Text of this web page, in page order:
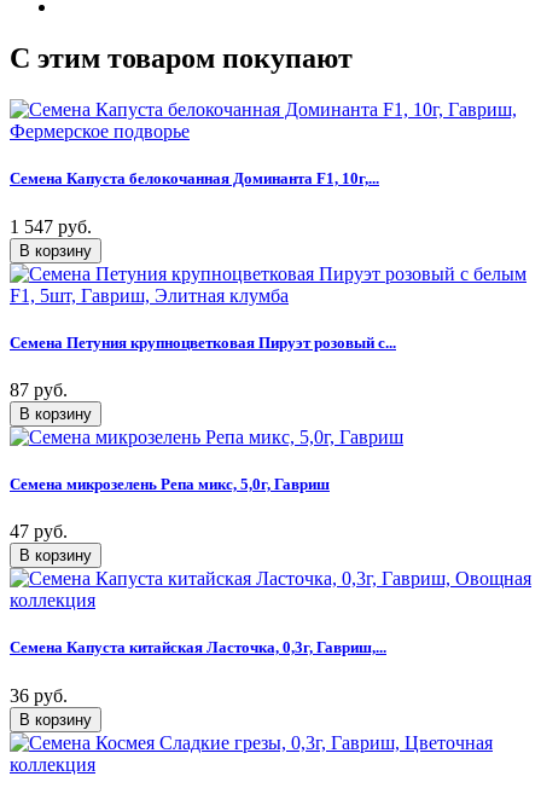
C этим товаром покупают
Семена Капуста белокочанная Доминанта F1, 10г,...
1 547 руб.
Семена Петуния крупноцветковая Пируэт розовый с...
87 руб.
Семена микрозелень Репа микс, 5,0г, Гавриш
47 руб.
Семена Капуста китайская Ласточка, 0,3г, Гавриш,...
36 руб.